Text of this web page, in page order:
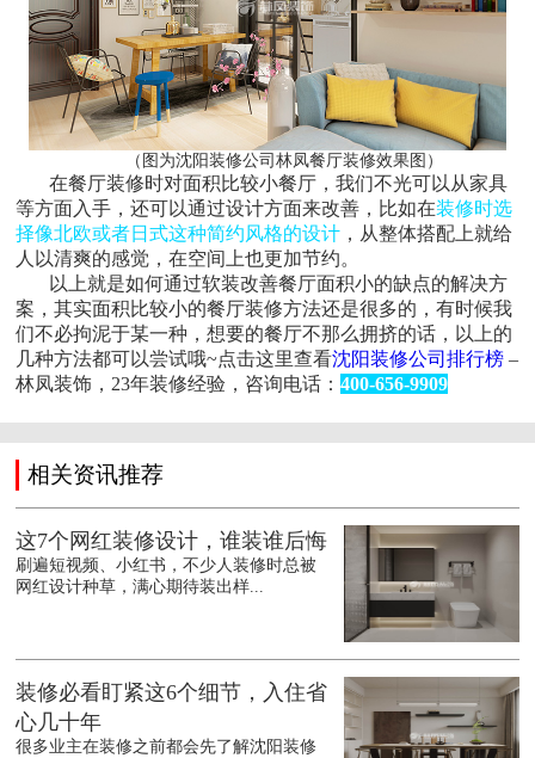
（图为沈阳装修公司林凤餐厅装修效果图）
在餐厅装修时对面积比较小餐厅，我们不光可以从家具
等方面入手，还可以通过设计方面来改善，比如在装修时选
择像北欧或者日式这种简约风格的设计 ，从整体搭配上就给
人以清爽的感觉，在空间上也更加节约。
以上就是如何通过软装改善餐厅面积小的缺点的解决方
案，其实面积比较小的餐厅装修方法还是很多的，有时候我
们不必拘泥于某一种，想要的餐厅不那么拥挤的话，以上的
几种方法都可以尝试哦~点击这里查看沈阳装修公司排行榜 –
林凤装饰，23年装修经验，咨询电话：400-656-9909
相关资讯推荐
这7个网红装修设计，谁装谁后悔
刷遍短视频、小红书，不少人装修时总被
网红设计种草，满心期待装出样...
装修必看盯紧这6个细节，入住省
心几十年
很多业主在装修之前都会先了解沈阳装修